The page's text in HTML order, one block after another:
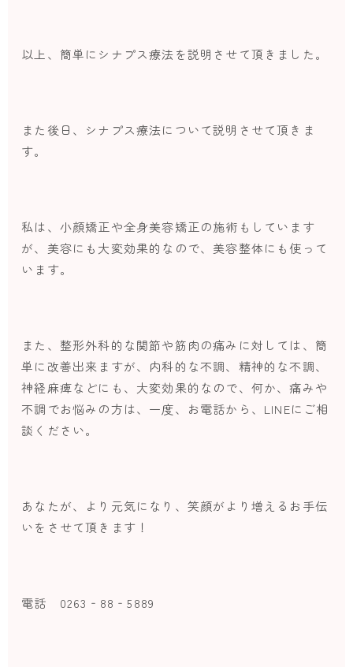
以上、簡単にシナプス療法を説明させて頂きました。
また後日、シナプス療法について説明させて頂きま
す。
私は、小顔矯正や全身美容矯正の施術もしています
が、美容にも大変効果的なので、美容整体にも使って
います。
また、整形外科的な関節や筋肉の痛みに対しては、簡
単に改善出来ますが、内科的な不調、精神的な不調、
神経麻痺などにも、大変効果的なので、何か、痛みや
不調でお悩みの方は、一度、お電話から、LINEにご相
談ください。
あなたが、より元気になり、笑顔がより増えるお手伝
いをさせて頂きます！
電話 0263‐88‐5889